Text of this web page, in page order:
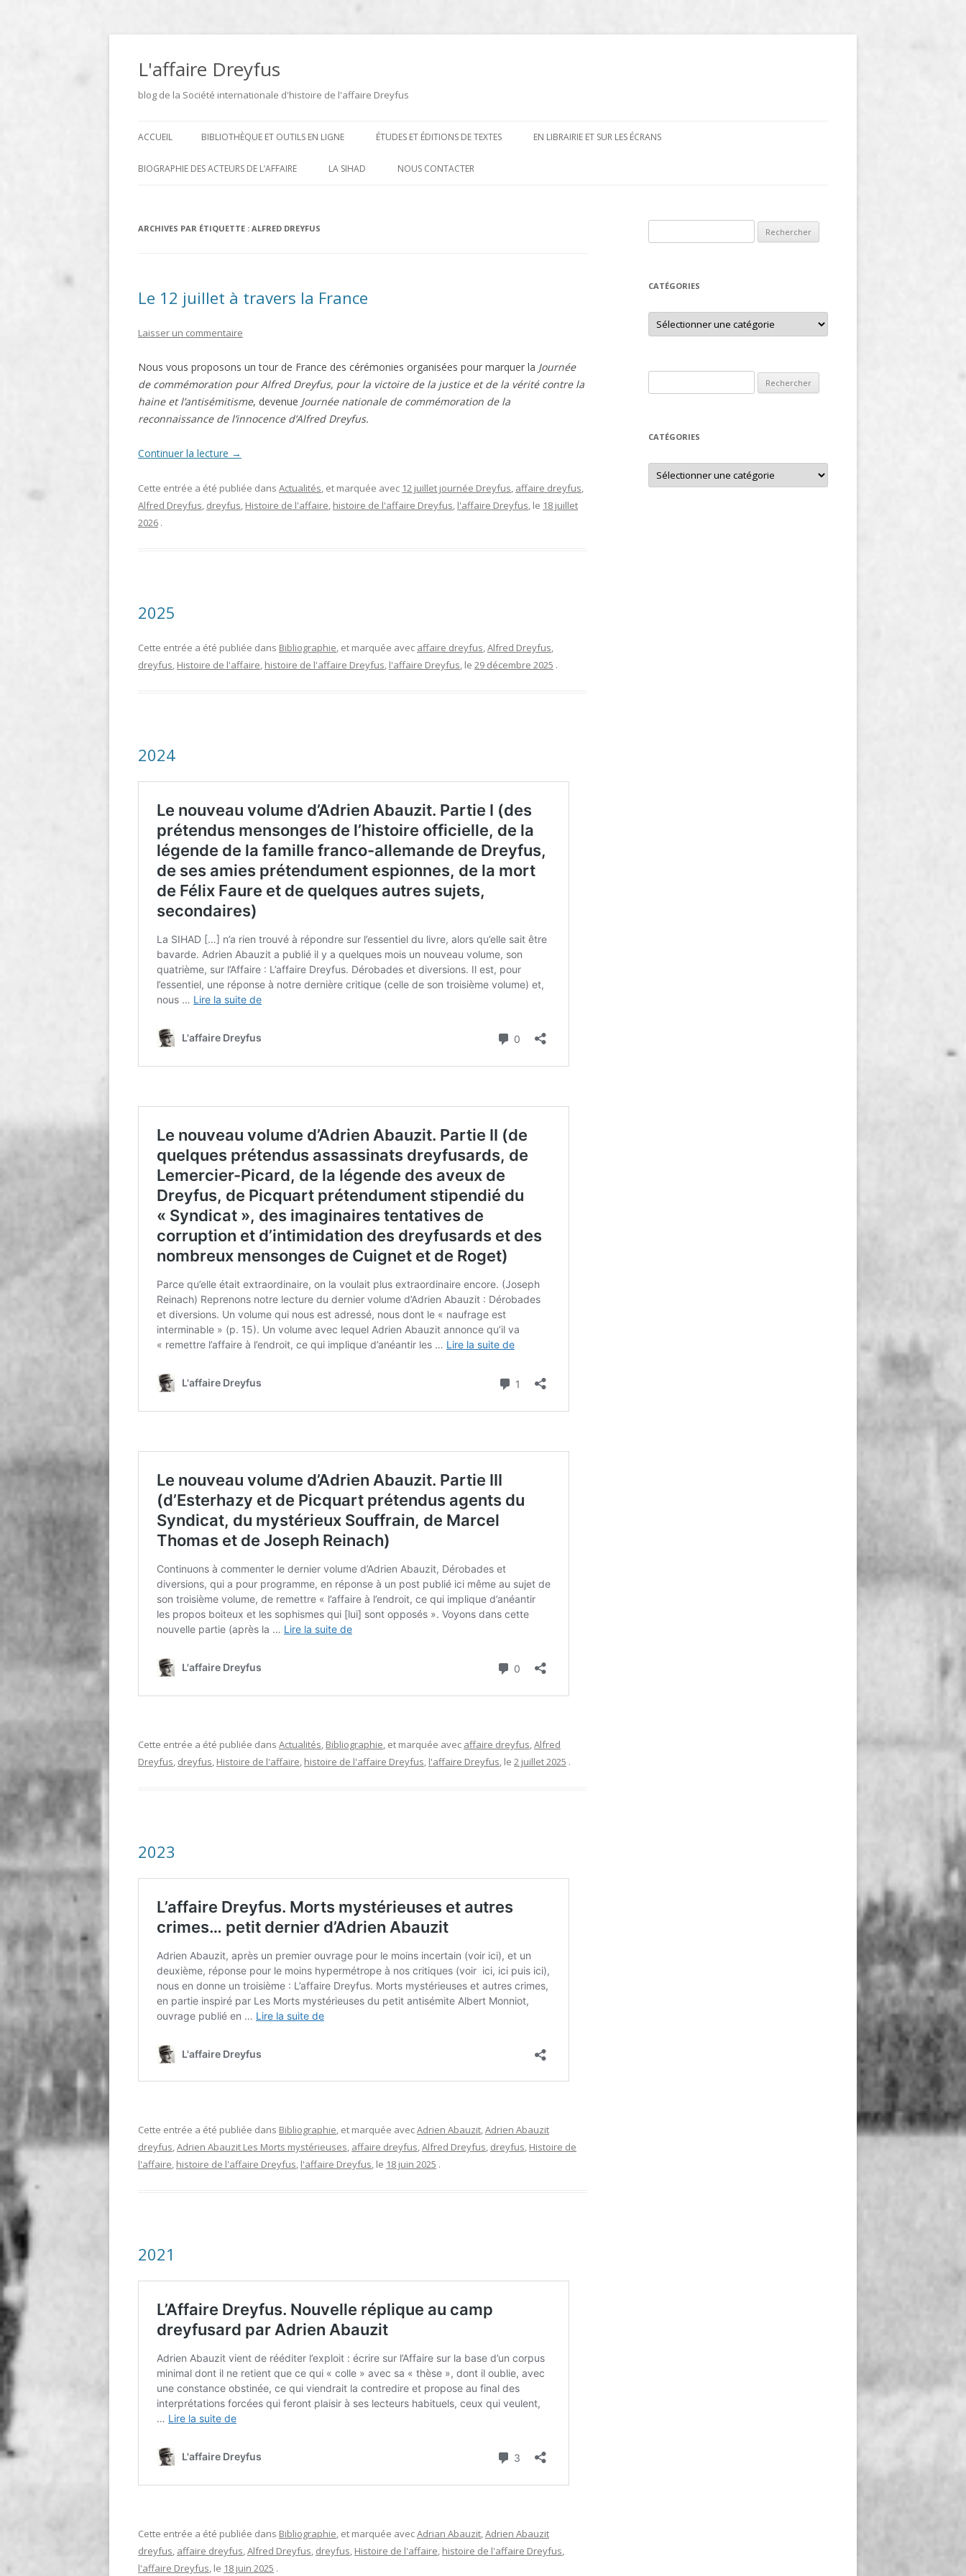
Aller
contenu
L'affaire Dreyfus
blog de la Société internationale d'histoire de l'affaire Dreyfus
ACCUEIL BIBLIOTHÈQUE ET OUTILS EN LIGNE
ARCHIVES
ICONOTHÈQUE
L’AFFAIRE DREYFUS AU CINÉMA
PHOTOGRAPHIES
PARLEMENTAIRES FRANÇAIS DE
LIGNE
LE MAITRON EN LIGNE
ÉTUDES ET ÉDITIONS DE TEXTES
ÉDITIONS DE TEXTES
EN LIBRAIRIE ET SUR LES ÉCRANS
2019
2024
BIOGRAPHIE DES ACTEURS DE L’AFFAIRE
DREYFUS
LA SIHAD NOUS CONTACTER
ARCHIVES PAR ÉTIQUETTE : ALFRED DREYFUS
Le 12 juillet à travers la France
Laisser un commentaire
Nous vous proposons un tour de France des cérémonies organisées pour marquer la Journée
de commémoration pour Alfred Dreyfus, pour la victoire de la justice et de la vérité contre la
haine et l’antisémitisme, devenue Journée nationale de commémoration de la
reconnaissance de l’innocence d’Alfred Dreyfus.
Continuer la lecture →
Cette entrée a été publiée dans Actualités, et marquée avec 12 juillet journée Dreyfus, affaire dreyfus,
Alfred Dreyfus, dreyfus, Histoire de l'affaire, histoire de l'affaire Dreyfus, l'affaire Dreyfus, le 18 juillet
2026 .
2025
Cette entrée a été publiée dans Bibliographie, et marquée avec affaire dreyfus,Alfred Dreyfus,
dreyfus, Histoire de l'affaire, histoire de l'affaire Dreyfus, l'affaire Dreyfus, le 29 décembre 2025 .
2024
Cette entrée a été publiée dans Actualités, Bibliographie, et marquée avec affaire dreyfus,Alfred
Dreyfus, dreyfus, Histoire de l'affaire, histoire de l'affaire Dreyfus, l'affaire Dreyfus, le 2 juillet 2025 .
2023
Cette entrée a été publiée dans Bibliographie, et marquée avecAdrien Abauzit,Adrien Abauzit
dreyfus,Adrien Abauzit Les Morts mystérieuses, affaire dreyfus,Alfred Dreyfus, dreyfus, Histoire de
l'affaire, histoire de l'affaire Dreyfus, l'affaire Dreyfus, le 18 juin 2025 .
2021
Cette entrée a été publiée dans Bibliographie, et marquée avecAdrian Abauzit,Adrien Abauzit
dreyfus, affaire dreyfus,Alfred Dreyfus, dreyfus, Histoire de l'affaire, histoire de l'affaire Dreyfus,
l'affaire Dreyfus, le 18 juin 2025 .
CATÉGORIES
Catégories
CATÉGORIES
Catégories